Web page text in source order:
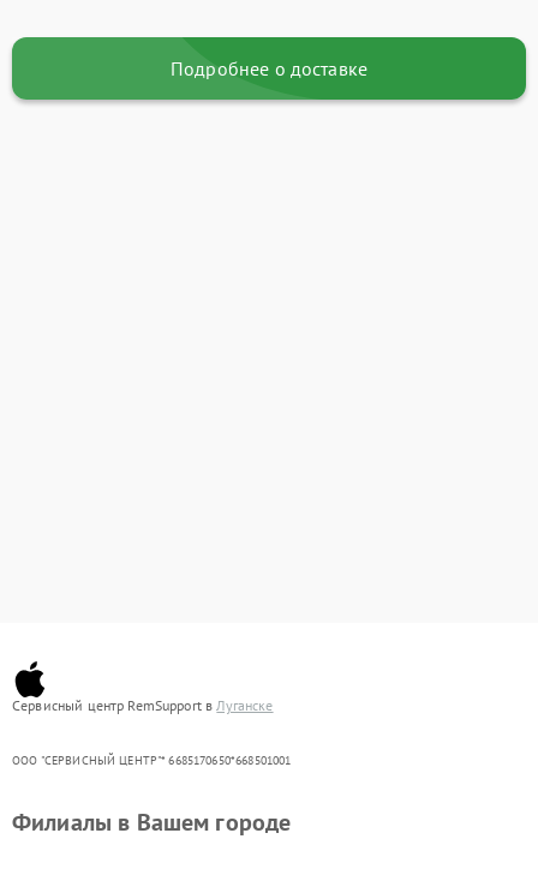
Подробнее о доставке
Сервисный центр RemSupport вЛуганске
ООО "СЕРВИСНЫЙ ЦЕНТР"* 6685170650*668501001
Филиалы в Вашем городе